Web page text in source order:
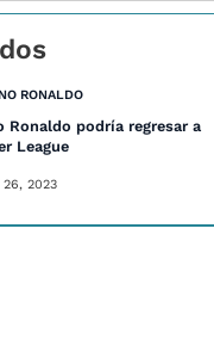
RONALDO
Ronaldo podría regresar a
League
2023